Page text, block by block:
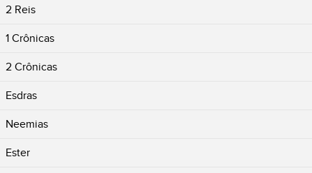
2 Reis
1 Crônicas
2 Crônicas
Esdras
Neemias
Ester